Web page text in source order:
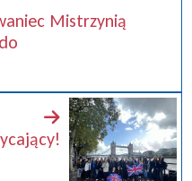
Mistrzynią